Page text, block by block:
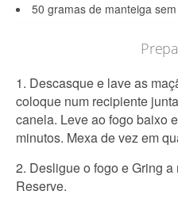
50 gramas de manteiga
1. Descasque e lave as
coloque num recipiente
canela. Leve ao fogo baixo
minutos. Mexa de vez em
2. Desligue o fogo e Gring
Reserve.